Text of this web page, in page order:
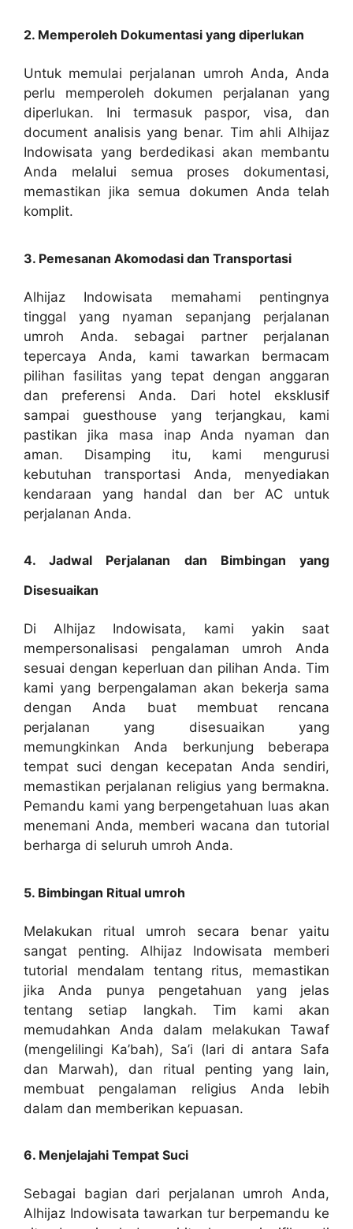
2. Memperoleh Dokumentasi yang diperlukan
Untuk memulai perjalanan umroh Anda, Anda
perlu memperoleh dokumen perjalanan yang
diperlukan. Ini termasuk paspor, visa, dan
document analisis yang benar. Tim ahli Alhijaz
Indowisata yang berdedikasi akan membantu
Anda melalui semua proses dokumentasi,
memastikan jika semua dokumen Anda telah
komplit.
3. Pemesanan Akomodasi dan Transportasi
Alhijaz Indowisata memahami pentingnya
tinggal yang nyaman sepanjang perjalanan
umroh Anda. sebagai partner perjalanan
tepercaya Anda, kami tawarkan bermacam
pilihan fasilitas yang tepat dengan anggaran
dan preferensi Anda. Dari hotel eksklusif
sampai guesthouse yang terjangkau, kami
pastikan jika masa inap Anda nyaman dan
aman. Disamping itu, kami mengurusi
kebutuhan transportasi Anda, menyediakan
kendaraan yang handal dan ber AC untuk
perjalanan Anda.
4. Jadwal Perjalanan dan Bimbingan yang
Disesuaikan
Di Alhijaz Indowisata, kami yakin saat
mempersonalisasi pengalaman umroh Anda
sesuai dengan keperluan dan pilihan Anda. Tim
kami yang berpengalaman akan bekerja sama
dengan Anda buat membuat rencana
perjalanan yang disesuaikan yang
memungkinkan Anda berkunjung beberapa
tempat suci dengan kecepatan Anda sendiri,
memastikan perjalanan religius yang bermakna.
Pemandu kami yang berpengetahuan luas akan
menemani Anda, memberi wacana dan tutorial
berharga di seluruh umroh Anda.
5. Bimbingan Ritual umroh
Melakukan ritual umroh secara benar yaitu
sangat penting. Alhijaz Indowisata memberi
tutorial mendalam tentang ritus, memastikan
jika Anda punya pengetahuan yang jelas
tentang setiap langkah. Tim kami akan
memudahkan Anda dalam melakukan Tawaf
(mengelilingi Ka’bah), Sa’i (lari di antara Safa
dan Marwah), dan ritual penting yang lain,
membuat pengalaman religius Anda lebih
dalam dan memberikan kepuasan.
6. Menjelajahi Tempat Suci
Sebagai bagian dari perjalanan umroh Anda,
Alhijaz Indowisata tawarkan tur berpemandu ke